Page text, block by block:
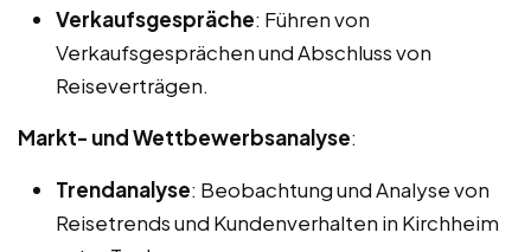
Verkaufsgespräche: Führen von
Verkaufsgesprächen und Abschluss von
Reiseverträgen.
Markt- und Wettbewerbsanalyse:
Trendanalyse: Beobachtung und Analyse von
Reisetrends und Kundenverhalten in Kirchheim